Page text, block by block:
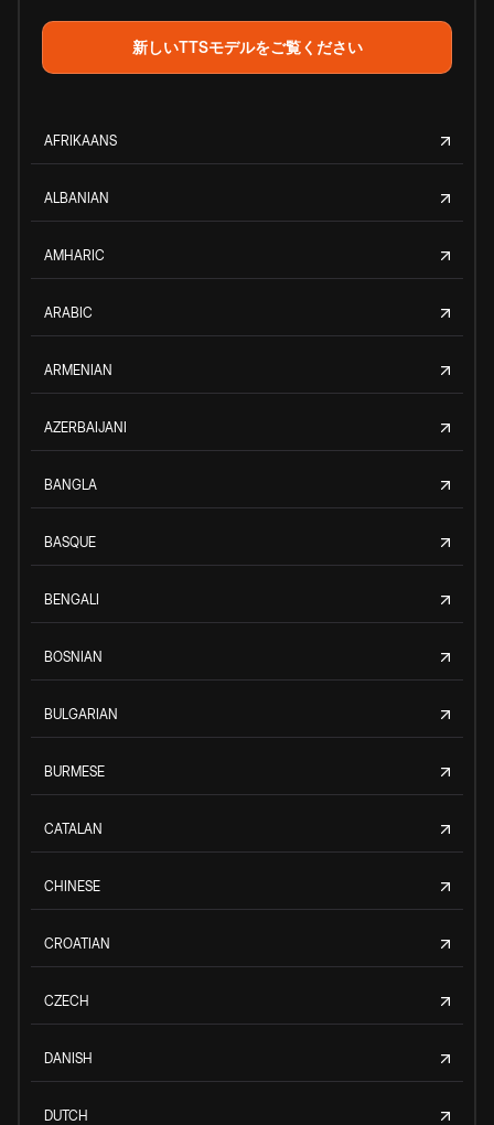
新しいTTSモデルをご覧ください
AFRIKAANS
ALBANIAN
AMHARIC
ARABIC
ARMENIAN
AZERBAIJANI
BANGLA
BASQUE
BENGALI
BOSNIAN
BULGARIAN
BURMESE
CATALAN
CHINESE
CROATIAN
CZECH
DANISH
DUTCH